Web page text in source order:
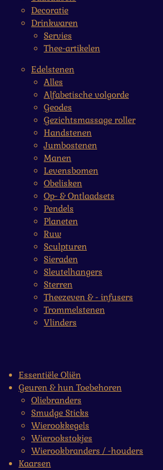
Decoratie
Drinkwaren
Servies
Thee-artikelen
Edelstenen
Alles
Alfabetische volgorde
Geodes
Gezichtsmassage roller
Handstenen
Jumbostenen
Manen
Levensbomen
Obelisken
Op- & Ontlaadsets
Pendels
Planeten
Ruw
Sculpturen
Sieraden
Sleutelhangers
Sterren
Theezeven & - infusers
Trommelstenen
Vlinders
Essentiële Oliën
Geuren & hun Toebehoren
Oliebranders
Smudge Sticks
Wierookkegels
Wierookstokjes
Wierookbranders / -houders
Kaarsen